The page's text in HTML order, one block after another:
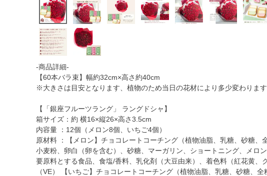
-商品詳細-
【60本バラ束】幅約32cm×高さ約40cm
※大きさは目安となります、植物のため当日の花材により多少変わります
【「銀座フルーツラング」 ラングドシャ】
箱サイズ：約 横16×縦26×高さ3.5cm
内容量 ：12個（メロン8個、いちご4個）
原材料 ：【メロン】チョコレートコーチング（植物油脂、乳糖、砂糖、
小麦粉、卵白（卵を含む）、砂糖、マーガリン、ショートニング、メロ
要原料とする食品、食塩/香料、乳化剤（大豆由来）、着色料（紅花黄、
（VE） 【いちご】チョコレートコーチング（植物油脂、乳糖、砂糖、